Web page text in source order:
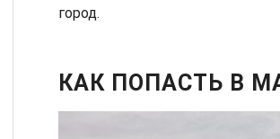
город.
КАК ПОПАСТЬ В